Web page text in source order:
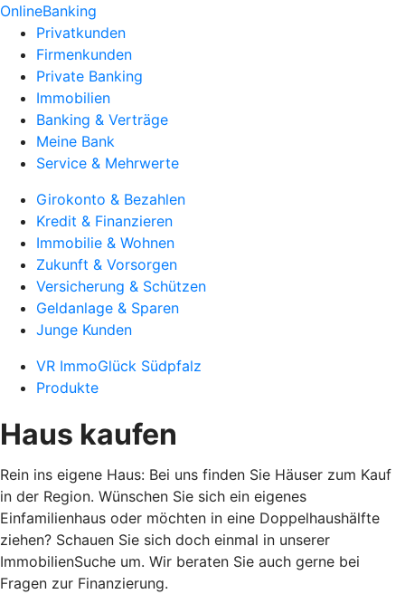
OnlineBanking
Privatkunden
Firmenkunden
Private Banking
Immobilien
Banking & Verträge
Meine Bank
Service & Mehrwerte
Girokonto & Bezahlen
Kredit & Finanzieren
Immobilie & Wohnen
Zukunft & Vorsorgen
Versicherung & Schützen
Geldanlage & Sparen
Junge Kunden
VR ImmoGlück Südpfalz
Produkte
Haus kaufen
Rein ins eigene Haus: Bei uns finden Sie Häuser zum Kauf
in der Region. Wünschen Sie sich ein eigenes
Einfamilienhaus oder möchten in eine Doppelhaushälfte
ziehen? Schauen Sie sich doch einmal in unserer
ImmobilienSuche um. Wir beraten Sie auch gerne bei
Fragen zur Finanzierung.